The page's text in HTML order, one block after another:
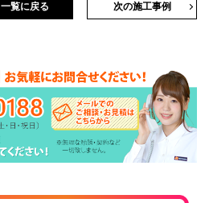
次の施工事例
一覧に戻る